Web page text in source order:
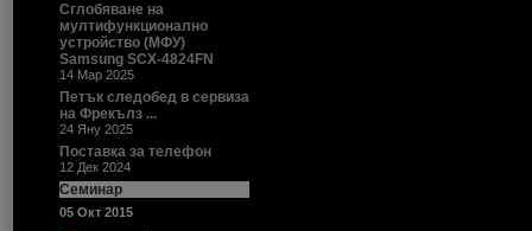
Сглобяване на
мултифункционално
устройство (МФУ)
Samsung SCX-4824FN
14 Мар 2025
Петък следобед в сервиза
на Фрекълз ...
24 Яну 2025
Поставка за телефон
12 Дек 2024
Семинар
05 Окт 2015